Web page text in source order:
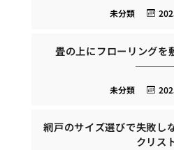
未分類
畳の上にフローリングを
未分類
網戸のサイズ選びで失敗し
クリス